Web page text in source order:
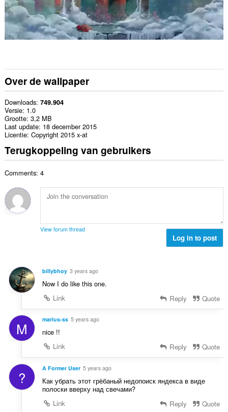
Over de wallpaper
Downloads 749.904
Versie 1.0
Grootte 3,2 MB
Last update 18 december 2015
Licentie Copyright 2015 x-at
Terugkoppeling van gebruikers
Comments: 4
View forum thread
Log in to post
billybhoy 3 years ago
Now I do like this one.
Link
Reply Quote
M marius-ss 5 years ago
nice !!
Link
Reply Quote
? A Former User 5 years ago
Как убрать этот грёбаный недопоиск яндекса в виде
полоски вверху над свечами?
Link
Reply Quote